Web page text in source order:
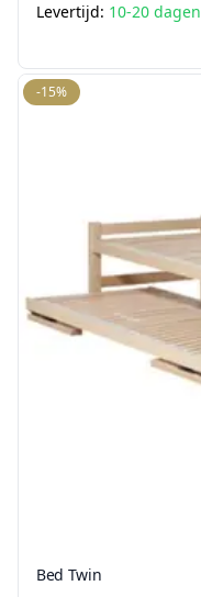
Levertijd: 10-20 dagen
-15%
Bed Twin